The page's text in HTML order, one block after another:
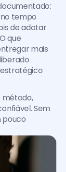
tempo
de adotar
que
mais
método,
Sem
pouco